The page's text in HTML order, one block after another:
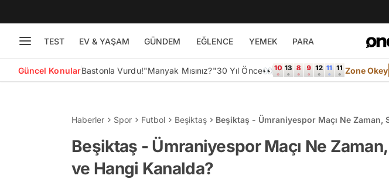
TEST EV & YAŞAM GÜNDEM EĞLENCE YEMEK PARA
Güncel KonularBastonla Vurdu!"Manyak Mısınız?"30 Yıl Önce👀 Zone Okey
Haberler Spor Futbol Beşiktaş
Beşiktaş - Ümraniyespor Maçı Ne Zaman,
Beşiktaş - Ümraniyespor Maçı Ne
ve Hangi Kanalda?